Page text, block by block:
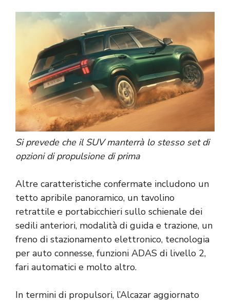
Si prevede che il SUV manterrà lo stesso set di
opzioni di propulsione di prima
Altre caratteristiche confermate includono un
tetto apribile panoramico, un tavolino
retrattile e portabicchieri sullo schienale dei
sedili anteriori, modalità di guida e trazione, un
freno di stazionamento elettronico, tecnologia
per auto connesse, funzioni ADAS di livello 2,
fari automatici e molto altro.
In termini di propulsori, l’Alcazar aggiornato